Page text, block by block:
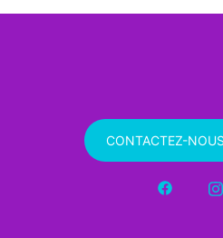
CONTACTEZ-